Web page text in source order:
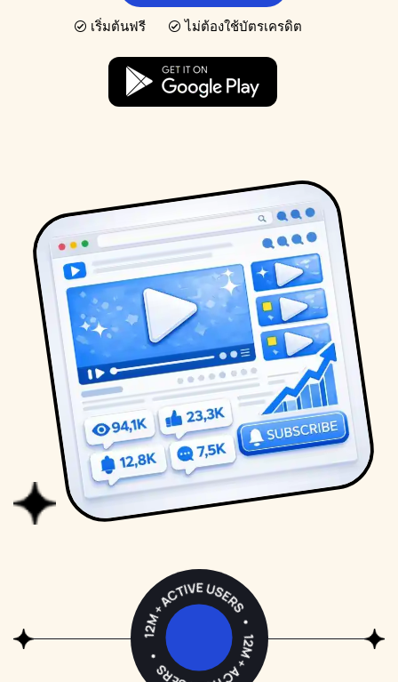
เริ่มต้นฟรี ไม่ต้องใช้บัตรเครดิต